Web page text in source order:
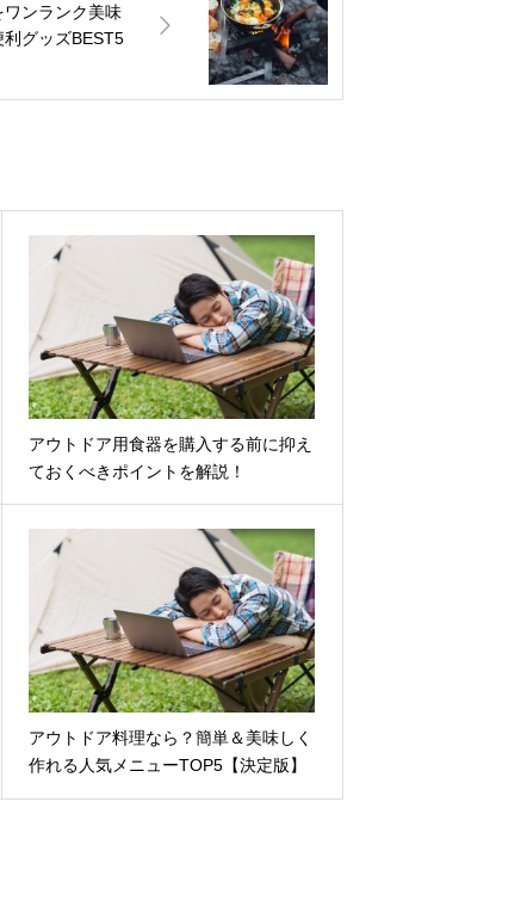
ンランク美味
利グッズBEST5
アウトドア用食器を購入する前に抑え
ておくべきポイントを解説！
アウトドア料理なら？簡単＆美味しく
作れる人気メニューTOP5【決定版】